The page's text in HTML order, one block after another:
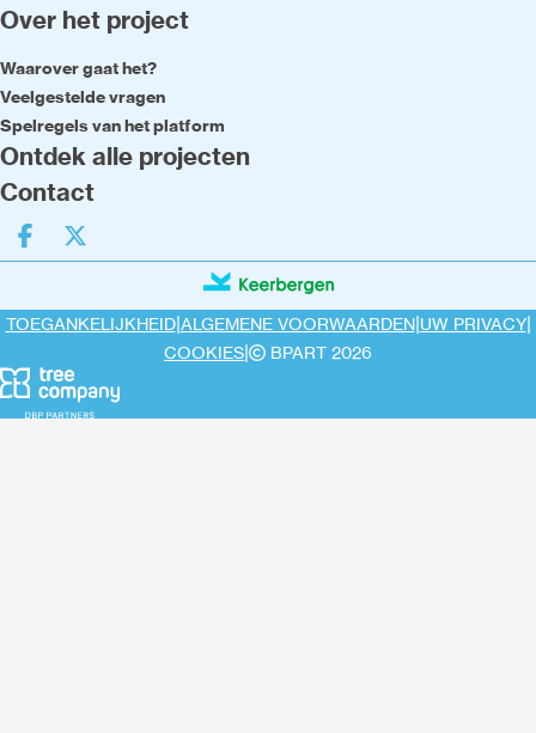
Over het project
Waarover gaat het?
Veelgestelde vragen
Spelregels van het platform
Ontdek alle projecten
Contact
Deel op facebook
Deel op X
TOEGANKELIJKHEID| ALGEMENE VOORWAARDEN| UW PRIVACY|
COOKIES | BPART 2026